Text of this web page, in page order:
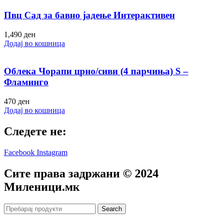
Пвц Сад за бавно јадење Интерактивен
1,490 ден
Додај во кошница
Облека Чорапи црно/сиви (4 парчиња) S –
Фламинго
470 ден
Додај во кошница
Следете не:
Facebook Instagram
Сите права задржани © 2024
Mиленици.мк
Search